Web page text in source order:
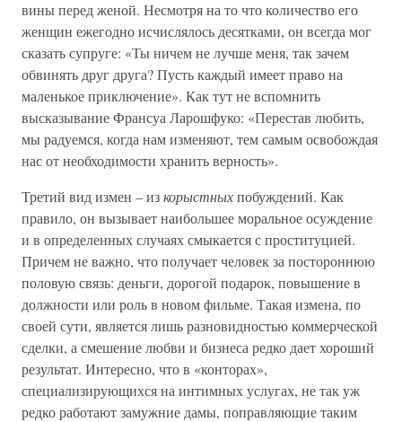
вины перед женой. Несмотря на то что количество его
женщин ежегодно исчислялось десятками, он всегда мог
сказать супруге: «Ты ничем не лучше меня, так зачем
обвинять друг друга? Пусть каждый имеет право на
маленькое приключение». Как тут не вспомнить
высказывание Франсуа Ларошфуко: «Перестав любить,
мы радуемся, когда нам изменяют, тем самым освобождая
нас от необходимости хранить верность».
Третий вид измен – изкорыстныхпобуждений. Как
правило, он вызывает наибольшее моральное осуждение
и в определенных случаях смыкается с проституцией.
Причем не важно, что получает человек за постороннюю
половую связь: деньги, дорогой подарок, повышение в
должности или роль в новом фильме. Такая измена, по
своей сути, является лишь разновидностью коммерческой
сделки, а смешение любви и бизнеса редко дает хороший
результат. Интересно, что в «конторах»,
специализирующихся на интимных услугах, не так уж
редко работают замужние дамы, поправляющие таким